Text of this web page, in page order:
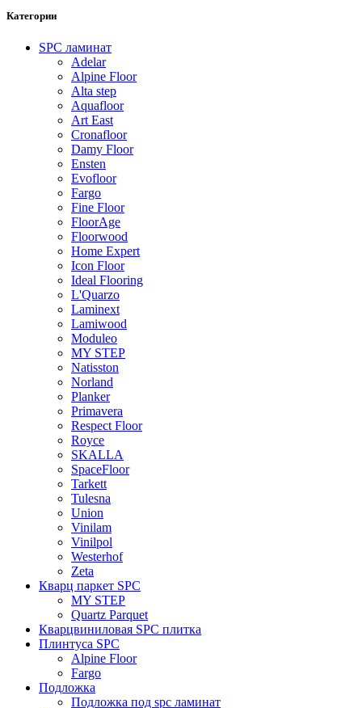
Категории
SPC ламинат
Adelar
Alpine Floor
Alta step
Aquafloor
Art East
Cronafloor
Damy Floor
Ensten
Evofloor
Fargo
Fine Floor
FloorAge
Floorwood
Home Expert
Icon Floor
Ideal Flooring
L'Quarzo
Laminext
Lamiwood
Moduleo
MY STEP
Natisston
Norland
Planker
Primavera
Respect Floor
Royce
SKALLA
SpaceFloor
Tarkett
Tulesna
Union
Vinilam
Vinilpol
Westerhof
Zeta
Кварц паркет SPC
MY STEP
Quartz Parquet
Кварцвиниловая SPC плитка
Плинтуса SPC
Alpine Floor
Fargo
Подложка
Подложка под spc ламинат